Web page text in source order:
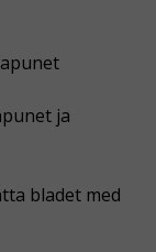
ja
bladet med